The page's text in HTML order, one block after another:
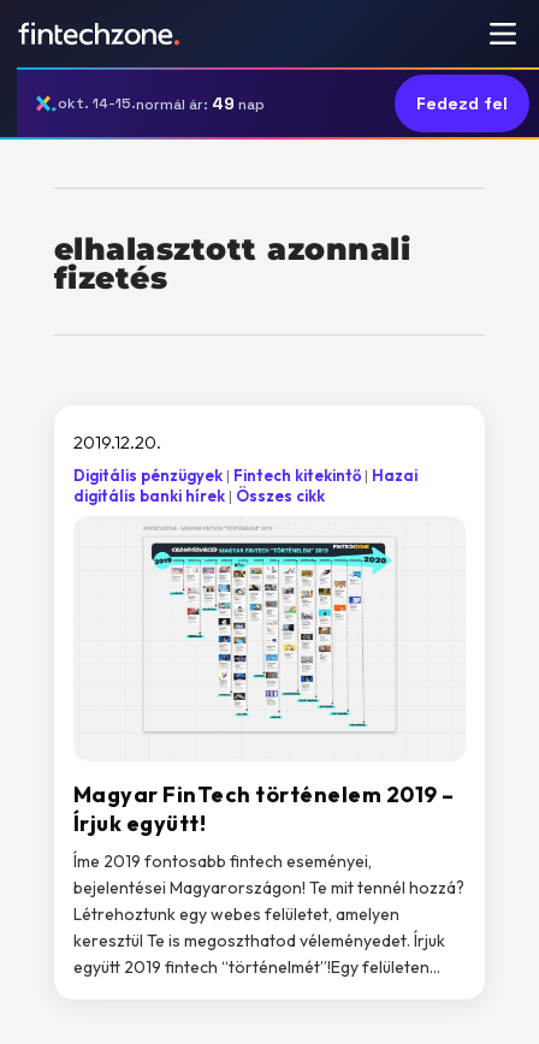
okt. 14-15.normál ár: 49 nap Fedezd fel
elhalasztott azonnali
fizetés
Magyar FinTech történelem 2019 –
Írjuk együtt!
2019.12.20.
Digitális pénzügyek Fintech kitekintő
Hazai
digitális banki hírek
Összes cikk
Íme 2019 fontosabb fintech eseményei,
bejelentései Magyarországon! Te mit tennél hozzá?
Létrehoztunk egy webes felületet, amelyen
keresztül Te is megoszthatod véleményedet. Írjuk
együtt 2019 fintech “történelmét”!Egy felületen...